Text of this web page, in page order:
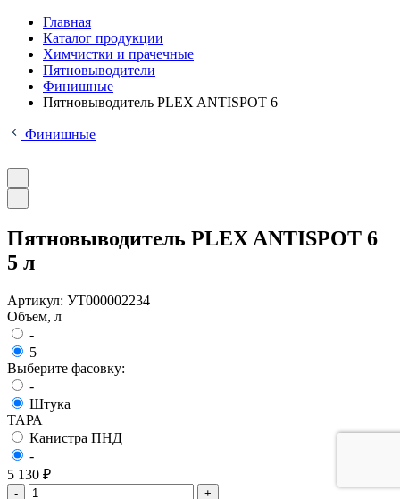
Главная
Каталог продукции
Химчистки и прачечные
Пятновыводители
Финишные
Пятновыводитель PLEX ANTISPOT 6
Финишные
Пятновыводитель PLEX ANTISPOT 6
5 л
Артикул: УТ000002234
Объем, л
-
5
Выберите фасовку:
-
Штука
ТАРА
Канистра ПНД
-
5 130 ₽
- +